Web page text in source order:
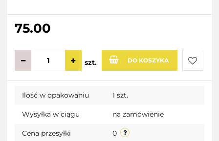
75.00
szt. DO KOSZYKA
Do
Ilość w opakowaniu 1 szt.
Wysyłka w ciągu na zamówienie
Cena przesyłki 0